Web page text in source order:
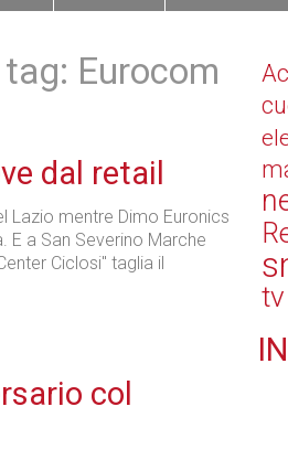
Eurocom
dal retail
Lazio mentre Dimo Euronics
E a San Severino Marche
Ciclosi" taglia il
col
tv
IN